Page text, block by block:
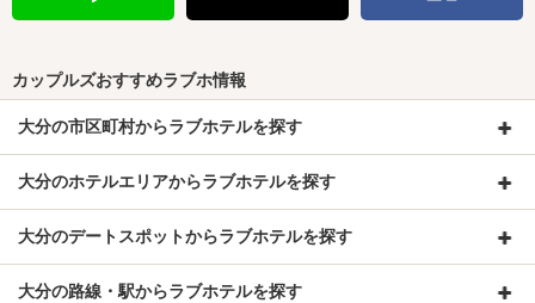
カップルズおすすめラブホ情報
大分の市区町村からラブホテルを探す
大分のホテルエリアからラブホテルを探す
大分のデートスポットからラブホテルを探す
大分の路線・駅からラブホテルを探す